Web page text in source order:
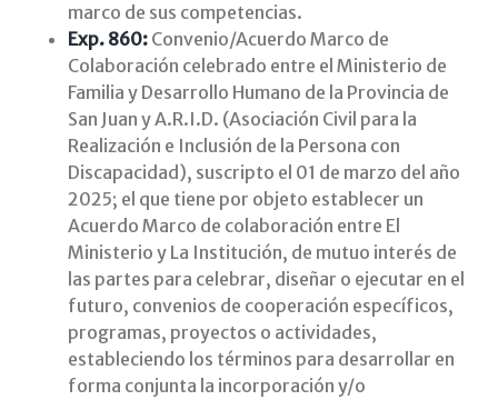
marco de sus competencias.
Exp. 860: Convenio/Acuerdo Marco de
Colaboración celebrado entre el Ministerio de
Familia y Desarrollo Humano de la Provincia de
San Juan y A.R.I.D. (Asociación Civil para la
Realización e Inclusión de la Persona con
Discapacidad), suscripto el 01 de marzo del año
2025; el que tiene por objeto establecer un
Acuerdo Marco de colaboración entre El
Ministerio y La Institución, de mutuo interés de
las partes para celebrar, diseñar o ejecutar en el
futuro, convenios de cooperación específicos,
programas, proyectos o actividades,
estableciendo los términos para desarrollar en
forma conjunta la incorporación y/o